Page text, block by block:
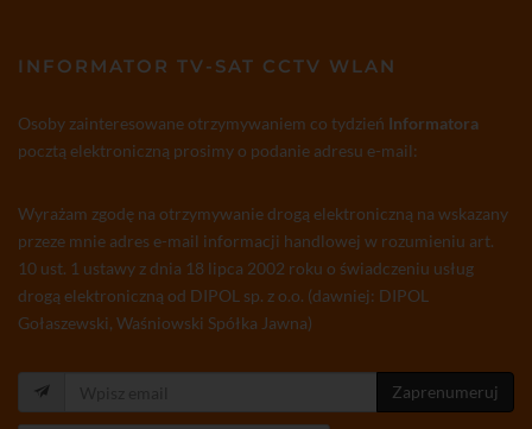
INFORMATOR TV-SAT CCTV WLAN
Osoby zainteresowane otrzymywaniem co tydzień Informatora
pocztą elektroniczną prosimy o podanie adresu e-mail:
Wyrażam zgodę na otrzymywanie drogą elektroniczną na wskazany
przeze mnie adres e-mail informacji handlowej w rozumieniu art.
10 ust. 1 ustawy z dnia 18 lipca 2002 roku o świadczeniu usług
drogą elektroniczną od DIPOL sp. z o.o. (dawniej: DIPOL
Gołaszewski, Waśniowski Spółka Jawna)
Zaprenumeruj